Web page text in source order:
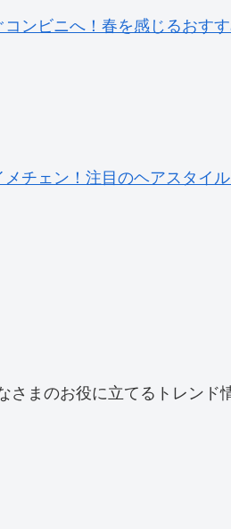
コンビニへ！春を感じるおす
メチェン！注目のヘアスタイ
まのお役に立てるトレンド